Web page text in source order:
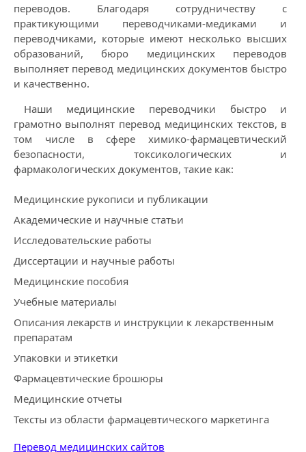
переводов. Благодаря сотрудничеству с
практикующими переводчиками-медиками и
переводчиками, которые имеют несколько высших
образований, бюро медицинских переводов
выполняет перевод медицинских документов быстро
и качественно.
Наши медицинские переводчики быстро и
грамотно выполнят перевод медицинских текстов, в
том числе в сфере химико-фармацевтический
безопасности, токсикологических и
фармакологических документов, такие как:
Медицинские рукописи и публикации
Академические и научные статьи
Исследовательские работы
Диссертации и научные работы
Медицинские пособия
Учебные материалы
Описания лекарств и инструкции к лекарственным
препаратам
Упаковки и этикетки
Фармацевтические брошюры
Медицинские отчеты
Тексты из области фармацевтического маркетинга
Перевод медицинских сайтов